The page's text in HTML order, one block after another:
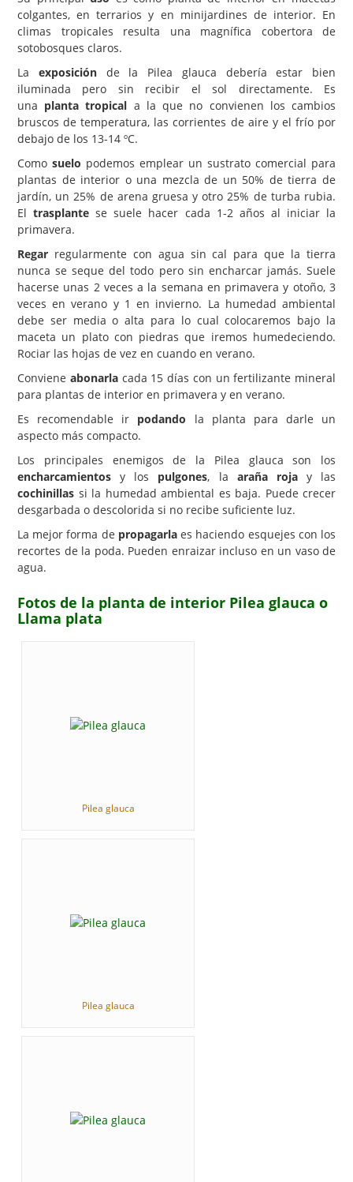
colgantes, en terrarios y en minijardines de interior. En
climas tropicales resulta una magnífica cobertora de
sotobosques claros.
La exposiciónde la Pilea glauca debería estar bien
iluminada pero sin recibir el sol directamente. Es
una planta tropical a la que no convienen los cambios
bruscos de temperatura, las corrientes de aire y el frío por
debajo de los 13-14 ºC.
Como suelo podemos emplear un sustrato comercial para
plantas de interior o una mezcla de un 50% de tierra de
jardín, un 25% de arena gruesa y otro 25% de turba rubia.
Eltrasplante se suele hacer cada 1-2 años al iniciar la
primavera.
Regar regularmente con agua sin cal para que la tierra
nunca se seque del todo pero sin encharcar jamás. Suele
hacerse unas 2 veces a la semana en primavera y otoño, 3
veces en verano y 1 en invierno. La humedad ambiental
debe ser media o alta para lo cual colocaremos bajo la
maceta un plato con piedras que iremos humedeciendo.
Rociar las hojas de vez en cuando en verano.
Conviene abonarlacada 15 días con un fertilizante mineral
para plantas de interior en primavera y en verano.
Es recomendable ir podando la planta para darle un
aspecto más compacto.
Los principales enemigos de la Pilea glauca son los
encharcamientos y los pulgones, la araña rojay las
cochinillas si la humedad ambiental es baja. Puede crecer
desgarbada o descolorida si no recibe suficiente luz.
La mejor forma de propagarlaes haciendo esquejes con los
recortes de la poda. Pueden enraizar incluso en un vaso de
agua.
Fotos de la planta de interior Pilea glauca o
Llama plata
Pilea glauca
Pilea glauca